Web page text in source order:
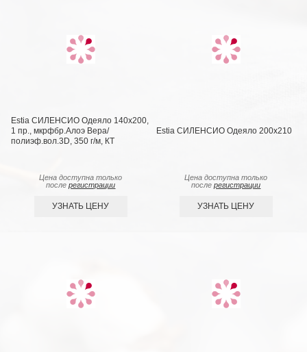
Estia СИЛЕНСИО Одеяло 140х200,
1 пр., мкрфбр.Алоэ Вера/
полиэф.вол.3D, 350 г/м, КТ
Цена доступна только
послерегистрации
УЗНАТЬ ЦЕНУ
Estia СИЛЕНСИО Одеяло 200х210
Цена доступна только
послерегистрации
УЗНАТЬ ЦЕНУ